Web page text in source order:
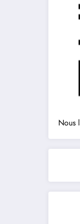
Nous